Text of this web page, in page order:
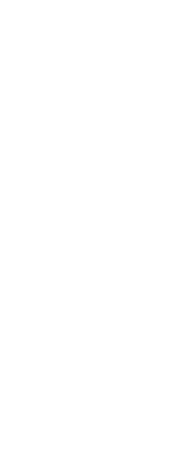
aufrichtiger Reue seine
der Sünden,
und Vergebung der
ist die Beichte die
jeden Christen
Heiligen Kirche sein
Menschen von Gott
entfernen. Nur Gott ist
oder häufiger –
Sünden. Die Sünde ist
dem sich der Christ durch
die Gnade des Herrn
bereut und um
die Sünden der
hat. Er hat es
größten Sünder, wenn
Sünden von Herzen
dafür sind die zwei
worden waren. Jener
und Christus bat
ging als Erster in